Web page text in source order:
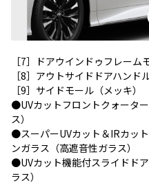
［7］ドアウインドゥフレーム
［8］アウトサイドドアハンド
［9］サイドモール（メッキ）
●UVカットフロントクォータ
ス）
●スーパーUVカット＆IRカッ
ンガラス（高遮音性ガラス）
●UVカット機能付スライドド
ラス）